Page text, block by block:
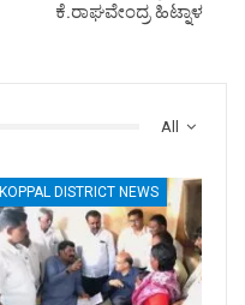
ಕೆ.ರಾಘವೇಂದ್ರ ಹಿಟ್ನಾಳ
All
KOPPAL DISTRICT NEWS